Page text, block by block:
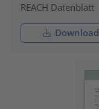
REACH Datenblatt
Download